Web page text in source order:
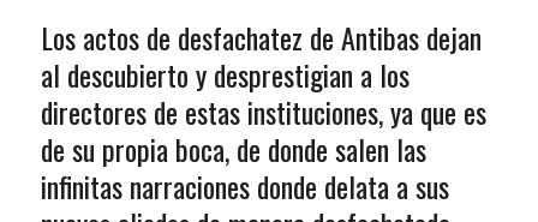
Los actos de desfachatez de Antibas dejan
al descubierto y desprestigian a los
directores de estas instituciones, ya que es
de su propia boca, de donde salen las
infinitas narraciones donde delata a sus